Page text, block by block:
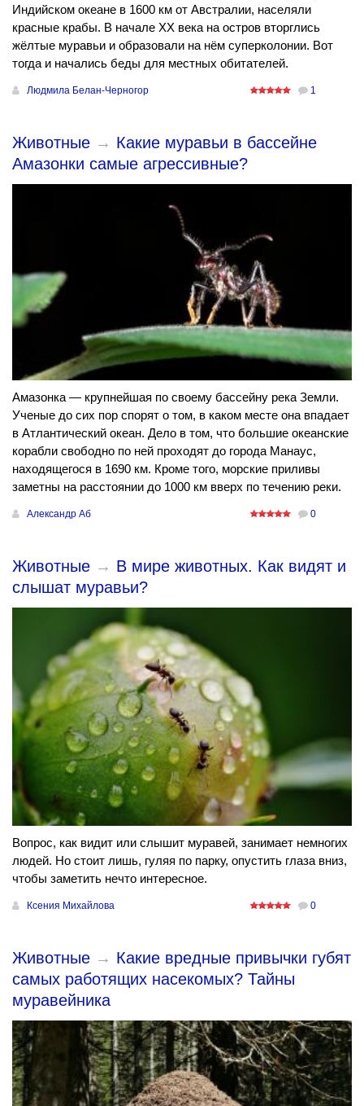
Индийском океане в 1600 км от Австралии, населяли
красные крабы. В начале ХХ века на остров вторглись
жёлтые муравьи и образовали на нём суперколонии. Вот
тогда и начались беды для местных обитателей.
Людмила Белан-Черногор 1
Животные → Какие муравьи в бассейне
Амазонки самые агрессивные?
Амазонка — крупнейшая по своему бассейну река Земли.
Ученые до сих пор спорят о том, в каком месте она впадает
в Атлантический океан. Дело в том, что большие океанские
корабли свободно по ней проходят до города Манаус,
находящегося в 1690 км. Кроме того, морские приливы
заметны на расстоянии до 1000 км вверх по течению реки.
Александр Аб 0
Животные → В мире животных. Как видят и
слышат муравьи?
Вопрос, как видит или слышит муравей, занимает немногих
людей. Но стоит лишь, гуляя по парку, опустить глаза вниз,
чтобы заметить нечто интересное.
Ксения Михайлова 0
Животные → Какие вредные привычки губят
самых работящих насекомых? Тайны
муравейника